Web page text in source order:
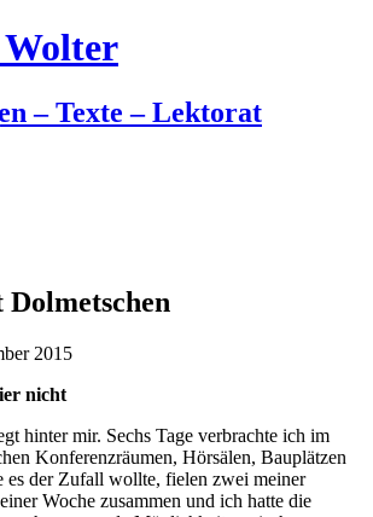
– Texte – Lektorat
2015
nicht
hinter mir. Sechs Tage verbrachte ich im
Konferenzräumen, Hörsälen, Bauplätzen
es der Zufall wollte, fielen zwei meiner
Woche zusammen und ich hatte die